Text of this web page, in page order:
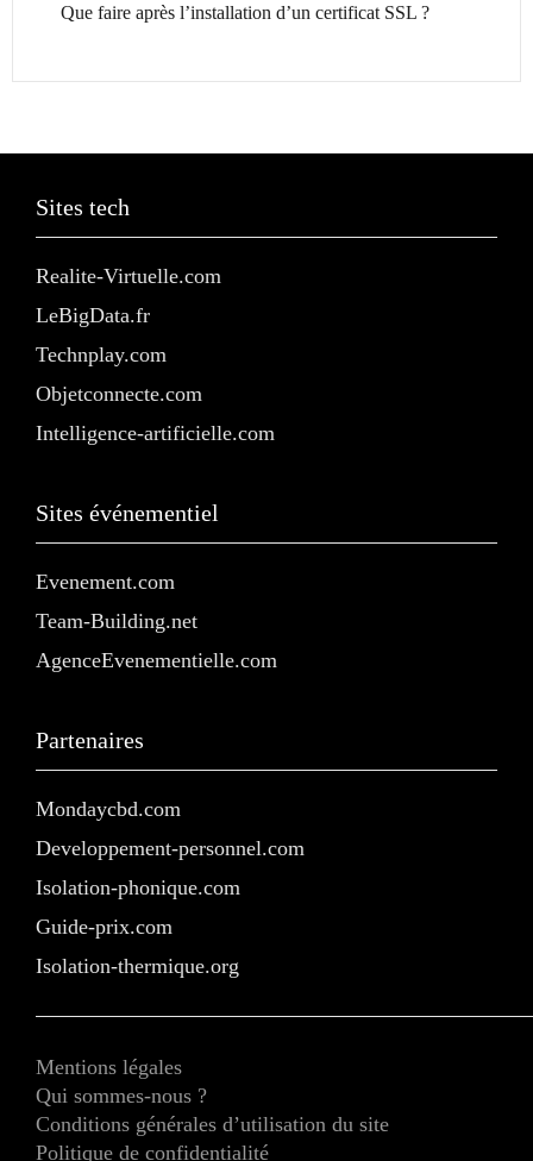
Que faire après l’installation d’un certificat SSL ?
Sites tech
Realite-Virtuelle.com
LeBigData.fr
Technplay.com
Objetconnecte.com
Intelligence-artificielle.com
Sites événementiel
Evenement.com
Team-Building.net
AgenceEvenementielle.com
Partenaires
Mondaycbd.com
Developpement-personnel.com
Isolation-phonique.com
Guide-prix.com
Isolation-thermique.org
Mentions légales
Qui sommes-nous ?
Conditions générales d’utilisation du site
Politique de confidentialité